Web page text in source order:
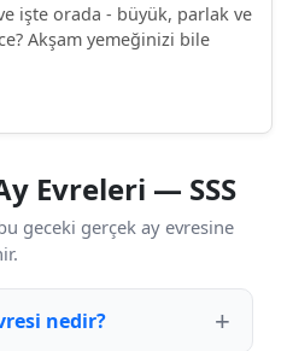
işte orada - büyük, parlak ve
Akşam yemeğinizi bile
Evreleri — SSS
geceki gerçek ay evresine
nedir?